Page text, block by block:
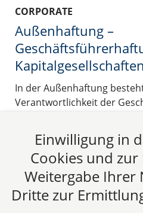
CORPORATE
Außenhaftung –
Kapitalgesellschaften
In der Außenhaftung
Verantwortlichkeit der
Geschäftsführer in Fällen
unmittelbar auf
24.09.2022
Beitrag lesen
Einwilligung in
Cookies und
Weitergabe Ihrer
Dritte zur